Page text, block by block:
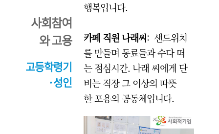
사회참여
와 고용
고등학령기
·성인
행복입니다.
카페 직원 나래씨: 샌드위치
를 만들며 동료들과 수다 떠
는 점심시간. 나래 씨에게 단
비는 직장 그 이상의 따뜻
한 포용의 공동체입니다.